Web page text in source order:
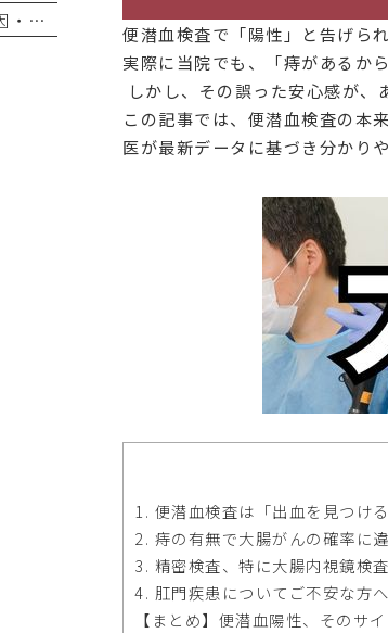
便潜血検査で「陽性」と告げら
実際に当院でも、「痔があるか
しかし、その誤った安心感が、
この記事では、便潜血検査の本
医が最新データに基づき分かり
1. 便潜血検査は「出血を見つけ
2. 痔の有無で大腸がんの確率に
3. 精密検査、特に大腸内視鏡検
4. 肛門疾患についてご不安な方へ
【まとめ】便潜血陽性、そのサ
血便を放置するリスクとは？原因・対処法をつくばの専門医が解説